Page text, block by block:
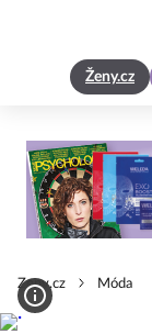
Ženy.cz
Zeny.cz Móda